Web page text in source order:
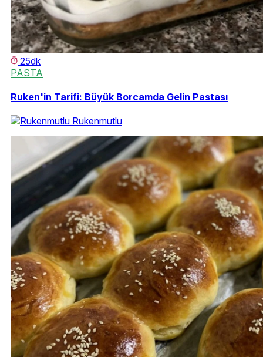
25dk
PASTA
Ruken'in Tarifi: Büyük Borcamda Gelin Pastası
Rukenmutlu